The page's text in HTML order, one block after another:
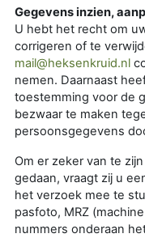
Gegevens inzien,
U hebt het recht om
corrigeren of te
mail@heksenkruid.nl
nemen. Daarnaast
toestemming voor de
bezwaar te maken
persoonsgegevens
Om er zeker van te
gedaan, vraagt zij u
het verzoek mee te
pasfoto, MRZ
nummers onderaan